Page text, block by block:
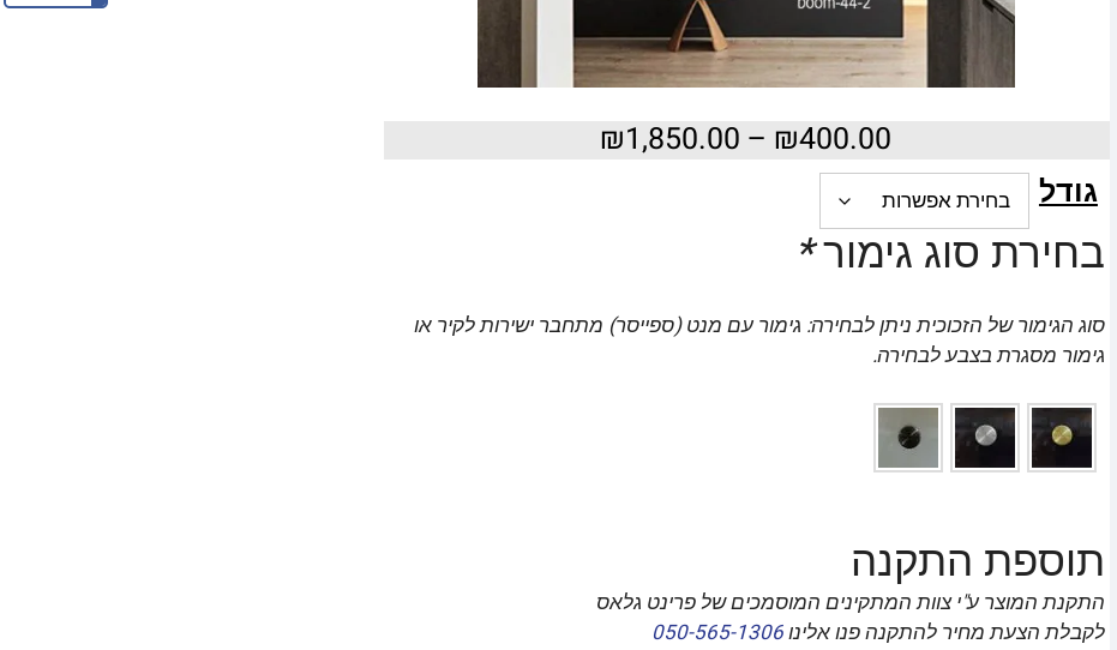
₪400.00
–
₪1,850.00
גודל
בחירת סוג גימור*
סוג הגימור של הזכוכית ניתן לבחירה: גימור עם מנט (ספייסר) מתחבר ישירות לקיר או
גימור מסגרת בצבע לבחירה.
תוספת התקנה
התקנת המוצר ע"י צוות המתקינים המוסמכים של פרינט גלאס
לקבלת הצעת מחיר להתקנה פנו אלינו050-565-1306